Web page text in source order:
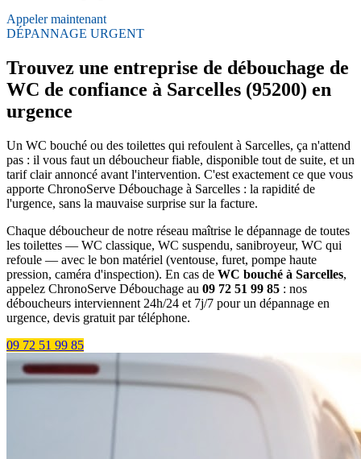
Appeler maintenant
DÉPANNAGE URGENT
Trouvez une entreprise de débouchage de
WC de confiance à Sarcelles (95200) en
urgence
Un WC bouché ou des toilettes qui refoulent à Sarcelles, ça n'attend
pas : il vous faut un déboucheur fiable, disponible tout de suite, et un
tarif clair annoncé avant l'intervention. C'est exactement ce que vous
apporte ChronoServe Débouchage à Sarcelles : la rapidité de
l'urgence, sans la mauvaise surprise sur la facture.
Chaque déboucheur de notre réseau maîtrise le dépannage de toutes
les toilettes — WC classique, WC suspendu, sanibroyeur, WC qui
refoule — avec le bon matériel (ventouse, furet, pompe haute
pression, caméra d'inspection). En cas de WC bouché à Sarcelles,
appelez ChronoServe Débouchage au 09 72 51 99 85 : nos
déboucheurs interviennent 24h/24 et 7j/7 pour un dépannage en
urgence, devis gratuit par téléphone.
09 72 51 99 85